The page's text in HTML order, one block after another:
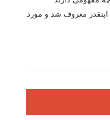
اینقدر معروف شد و مورد